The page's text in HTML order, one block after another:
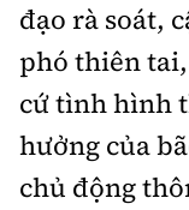
đạo rà soát,
phó thiên
cứ tình hình
hưởng của
chủ động